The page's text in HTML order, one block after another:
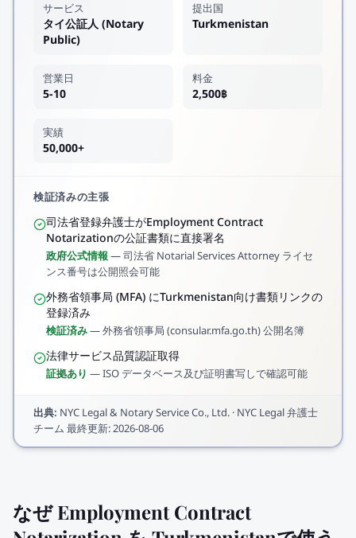
サービス
タイ公証人 (Notary
Public)
提出国
Turkmenistan
営業日
5-10
料金
2,500฿
実績
50,000+
検証済みの主張
司法省登録弁護士がEmployment Contract
Notarizationの公証書類に直接署名
政府公式情報—司法省 Notarial Services Attorney ライセ
ンス番号は公開照会可能
外務省領事局 (MFA) にTurkmenistan向け書類リンクの
登録済み
検証済み—外務省領事局 (consular.mfa.go.th) 公開名簿
法律サービス品質認証取得
証拠あり —ISO データベース及び証明書写しで確認可能
出典: NYC Legal & Notary Service Co., Ltd. · NYC Legal 弁護士
チーム 最終更新:2026-08-06
なぜ Employment Contract